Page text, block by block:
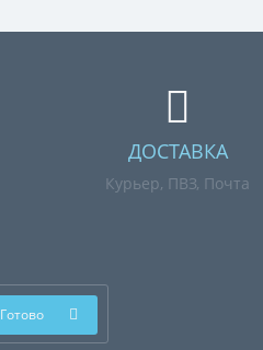
ДОСТАВКА
Курьер, ПВЗ, Почта
Готово